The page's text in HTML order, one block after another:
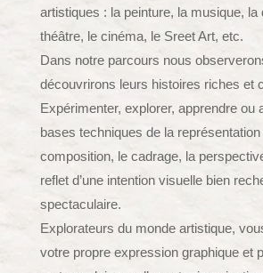
artistiques : la peinture, la musique, la
théâtre, le cinéma, le Sreet Art, etc.
Dans notre parcours nous
découvrirons leurs histoires riches et
Expérimenter, explorer, apprendre ou
bases techniques de la représentation
composition, le cadrage, la
reflet d’une intention visuelle bien
spectaculaire.
Explorateurs du monde artistique,
votre propre expression graphique et